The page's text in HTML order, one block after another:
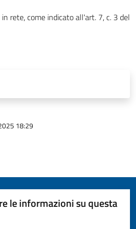
rete, come indicato all'art. 7, c. 3 del
18:29
le informazioni su questa